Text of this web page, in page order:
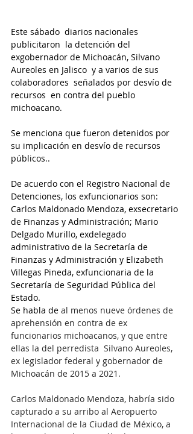
Este sábado  diarios nacionales
publicitaron  la detención del
exgobernador de Michoacán, Silvano
Aureoles en Jalisco  y a varios de sus
colaboradores  señalados por desvío de
recursos  en contra del pueblo
michoacano.
Se menciona que fueron detenidos por
su implicación en desvío de recursos
públicos..
De acuerdo con el Registro Nacional de
Detenciones, los exfuncionarios son:
Carlos Maldonado Mendoza, exsecretario
de Finanzas y Administración; Mario
Delgado Murillo, exdelegado
administrativo de la Secretaría de
Finanzas y Administración y Elizabeth
Villegas Pineda, exfuncionaria de la
Secretaría de Seguridad Pública del
Estado.
Se habla de al menos nueve órdenes de
aprehensión en contra de ex
funcionarios michoacanos, y que entre
ellas la del perredista  Silvano Aureoles,
ex legislador federal y gobernador de
Michoacán de 2015 a 2021.
Carlos Maldonado Mendoza, habría sido
capturado a su arribo al Aeropuerto
Internacional de la Ciudad de México, a